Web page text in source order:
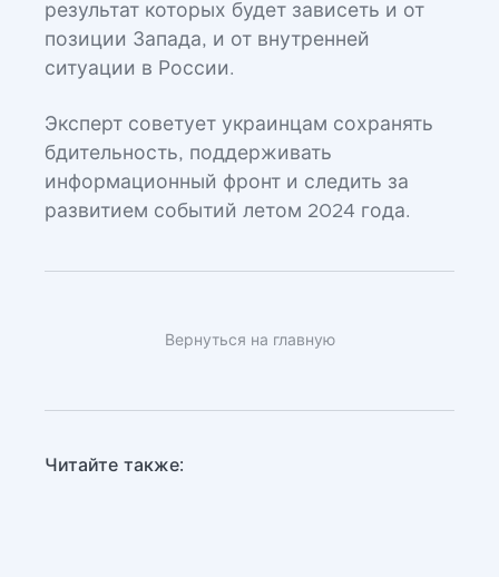
результат которых будет зависеть и от
позиции Запада, и от внутренней
ситуации в России.
Эксперт советует украинцам сохранять
бдительность, поддерживать
информационный фронт и следить за
развитием событий летом 2024 года.
Вернуться на главную
Читайте также: